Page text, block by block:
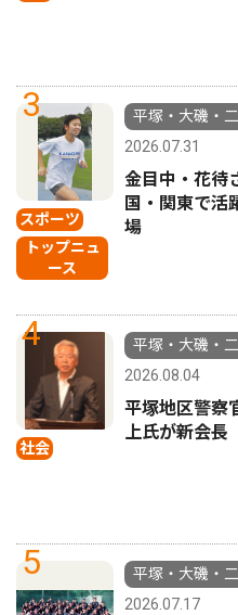
3
スポーツ
トップニュ
ース
平塚・大磯・
2026.07.31
金目中・花
国・関東で
場
4
社会
平塚・大磯・
2026.08.04
平塚地区警
上氏が新会長
5
平塚・大磯・
2026.07.17